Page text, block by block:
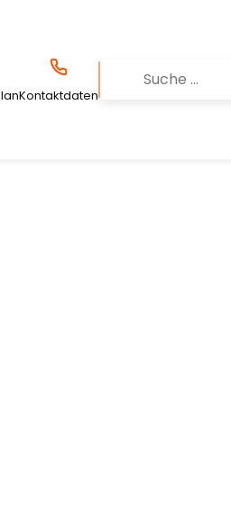
Kontaktdaten